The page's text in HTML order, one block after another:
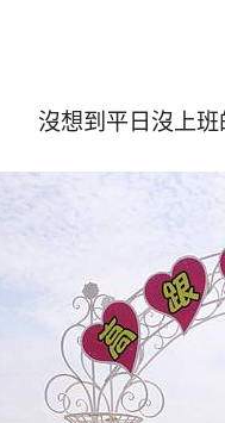
沒想到平日沒上